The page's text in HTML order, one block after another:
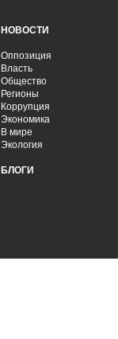
НОВОСТИ
Оппозиция
Власть
Общество
Регионы
Коррупция
Экономика
В мире
Экология
БЛОГИ